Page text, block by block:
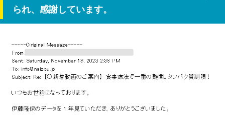
られ、感謝しています。